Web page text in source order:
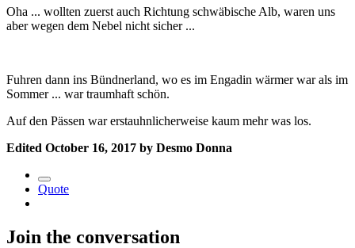
Oha ... wollten zuerst auch Richtung schwäbische Alb, waren uns
aber wegen dem Nebel nicht sicher ...
Fuhren dann ins Bündnerland, wo es im Engadin wärmer war als im
Sommer ... war traumhaft schön.
Auf den Pässen war erstauhnlicherweise kaum mehr was los.
Edited October 16, 2017 by Desmo Donna
Quote
Join the conversation